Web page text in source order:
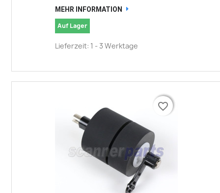
MEHR INFORMATION
Auf Lager
Lieferzeit: 1 - 3 Werktage
favorite_border
favorite_border